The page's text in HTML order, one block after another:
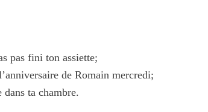
pas fini ton assiette;
de Romain mercredi;
ta chambre.